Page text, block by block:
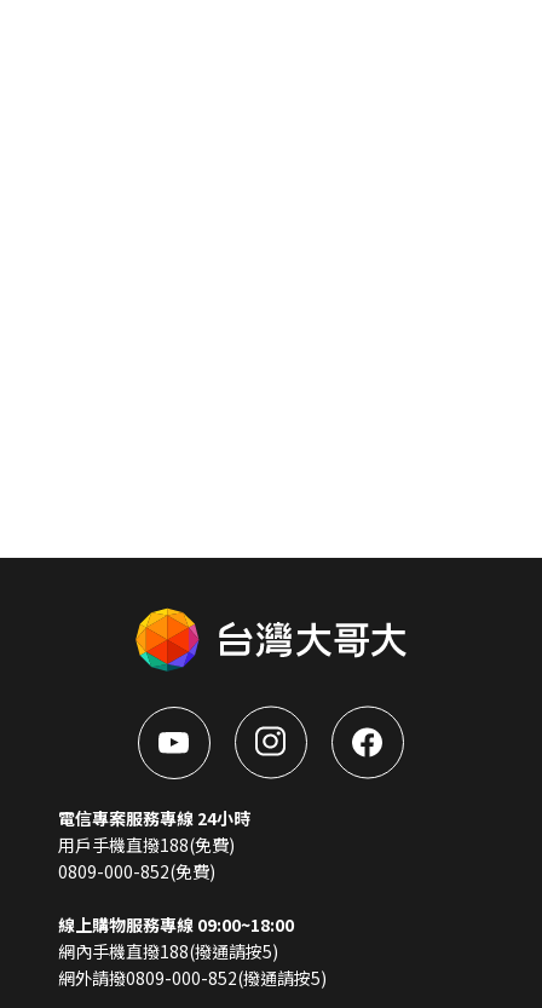
電信專案服務專線 24小時
用戶手機直撥188(免費)
0809-000-852(免費)
線上購物服務專線 09:00~18:00
網內手機直撥188(撥通請按5)
網外請撥0809-000-852(撥通請按5)